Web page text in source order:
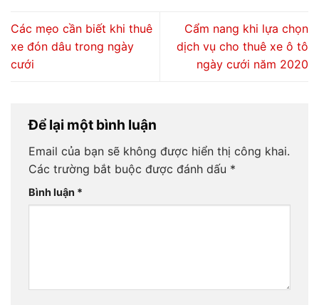
Các mẹo cần biết khi thuê
xe đón dâu trong ngày
cưới
Cẩm nang khi lựa chọn
dịch vụ cho thuê xe ô tô
ngày cưới năm 2020
Để lại một bình luận
Email của bạn sẽ không được hiển thị công khai.
Các trường bắt buộc được đánh dấu *
Bình luận *